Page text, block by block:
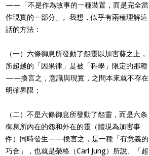
——「不是作為故事的一種裝置，而是完全當
作現實的一部分」。我想，似乎有兩種理解這
話的方法：
（一）六條御息所發動了怨靈以加害葵之上，
所超越的「因果律」是被「科學」限定的那種
——換言之，意識與現實，之間本來就不存在
明確界限；
（二）不是六條御息所發動了怨靈，而是六条
御息所內在的怨和外在的靈（體現為加害事
件）同時發生——換言之，是一種「有意義的
巧合」，也就是榮格（Carl Jung）所說、「超